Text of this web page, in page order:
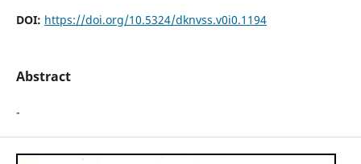
DOI: https://doi.org/10.5324/dknvss.v0i0.1194
Abstract
-